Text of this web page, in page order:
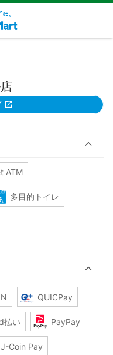
ATM
多目的トイレ
QUICPay
払い PayPay
J-Coin Pay